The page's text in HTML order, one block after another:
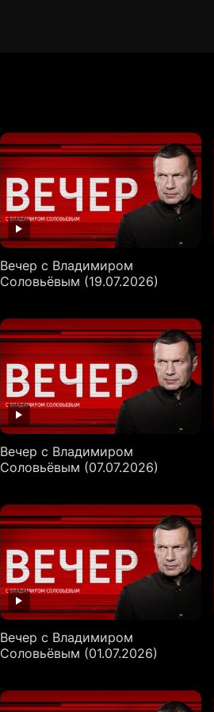
Вечер с Владимиром
Соловьёвым (19.07.2026)
Вечер с Владимиром
Соловьёвым (07.07.2026)
Вечер с Владимиром
Соловьёвым (01.07.2026)